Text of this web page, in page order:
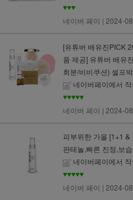
♥♥♥
네이버 페이 | 2024-
[유튜버 배유진PICK
품 제공] 유튜버 배유
회분/비비쿠션) 셀프
네이버페이에서
♥♥♥♥♥
네이버 페이 | 2024-
피부위한 가을 [1+1
판테놀,빠른 진정,보
네이버페이에서
♥♥♥♥♥
네이버 페이 | 2024-